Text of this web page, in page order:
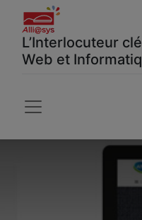
L’Interlocuteur
Web et